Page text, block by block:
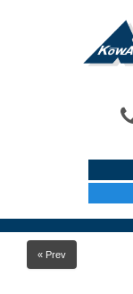
« Prev